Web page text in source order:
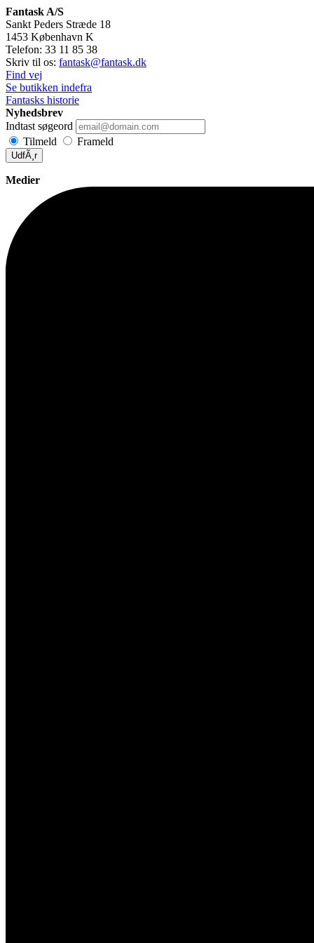
Fantask A/S
Sankt Peders Stræde 18
1453 København K
Telefon: 33 11 85 38
Skriv til os: fantask@fantask.dk
Find vej
Se butikken indefra
Fantasks historie
Nyhedsbrev
Indtast søgeord
Tilmeld
Frameld
UdfÃ¸r
Medier